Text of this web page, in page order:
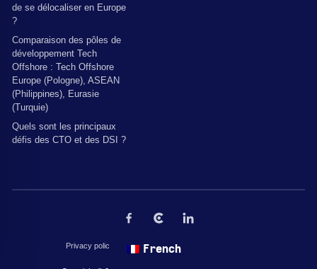
de se délocaliser en Europe
?
Comparaison des pôles de
développement Tech
Offshore : Tech Offshore
Europe (Pologne), ASEAN
(Philippines), Eurasie
(Turquie)
Quels sont les principaux
défis des CTO et des DSI ?
Privacy policy Conditions d'utilisation du site web
French